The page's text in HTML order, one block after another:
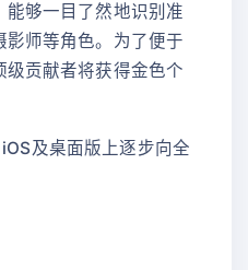
够一目了然地识别准
师等角色。为了便于
贡献者将获得金色个
及桌面版上逐步向全